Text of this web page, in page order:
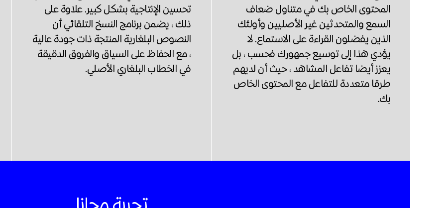
المحتوى الخاص بك في متناول ضعاف
السمع والمتحدثين غير الأصليين وأولئك
الذين يفضلون القراءة على الاستماع. لا
يؤدي هذا إلى توسيع جمهورك فحسب ، بل
يعزز أيضا تفاعل المشاهد ، حيث أن لديهم
طرقا متعددة للتفاعل مع المحتوى الخاص
بك.
تحسين الإنتاجية بشكل كبير. علاوة على
ذلك ، يضمن برنامج النسخ التلقائي أن
النصوص البلغارية المنتجة ذات جودة عالية
، مع الحفاظ على السياق والفروق الدقيقة
في الخطاب البلغاري الأصلي.
تجربة مجانا